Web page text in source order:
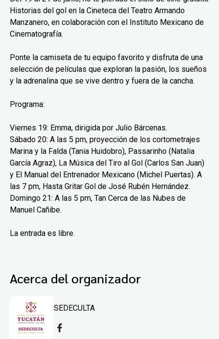
Historias del gol en la Cineteca del Teatro Armando
Manzanero, en colaboración con el Instituto Mexicano de
Cinematografía.
Ponte la camiseta de tu equipo favorito y disfruta de una
selección de películas que exploran la pasión, los sueños
y la adrenalina que se vive dentro y fuera de la cancha.
Programa:
Viernes 19: Emma, dirigida por Julio Bárcenas.
Sábado 20: A las 5 pm, proyección de los cortometrajes
Marina y la Falda (Tania Huidobro), Passarinho (Natalia
García Agraz), La Música del Tiro al Gol (Carlos San Juan)
y El Manual del Entrenador Mexicano (Michel Puertas). A
las 7 pm, Hasta Gritar Gol de José Rubén Hernández.
Domingo 21: A las 5 pm, Tan Cerca de las Nubes de
Manuel Cañibe.
La entrada es libre.
Acerca del organizador
SEDECULTA